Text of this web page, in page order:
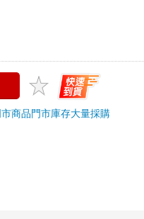
商品門市庫存大量採購